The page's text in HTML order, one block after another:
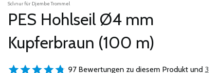
Schnur für Djembe Trommel
PES Hohlseil Ø4 mm
Kupferbraun (100 m)
97 Bewertungen zu diesem Produkt und 3